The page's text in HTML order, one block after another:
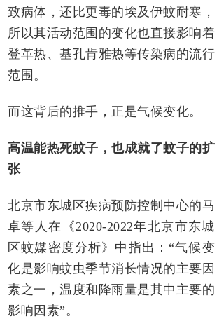
致病体，还比更毒的埃及伊蚊耐寒，
所以其活动范围的变化也直接影响着
登革热、基孔肯雅热等传染病的流行
范围。
而这背后的推手，正是气候变化。
高温能热死蚊子，也成就了蚊子的扩
张
北京市东城区疾病预防控制中心的马
卓等人在《2020-2022年北京市东城
区蚊媒密度分析》中指出：“气候变
化是影响蚊虫季节消长情况的主要因
素之一，温度和降雨量是其中主要的
影响因素”。